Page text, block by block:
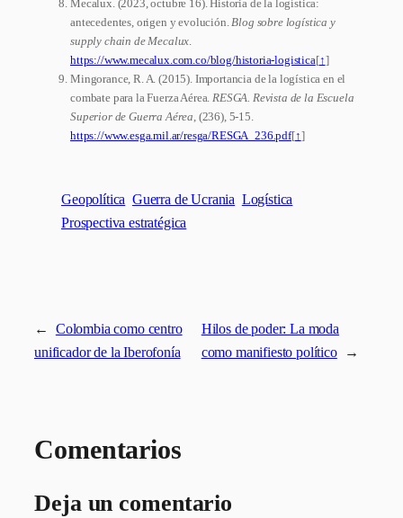
Mecalux. (2023, octubre 16). Historia de la logística:
antecedentes, origen y evolución. Blog sobre logística y
supply chain de Mecalux
https://www.mecalux.com.co/blog/historia-logistica[↑]
Mingorance, R. A. (2015). Importancia de la logística en el
combate para la Fuerza Aérea. RESGA. Revista de la Escuela
Superior de Guerra Aérea , (236), 5-15.
https://www.esga.mil.ar/resga/RESGA_236.pdf[↑]
Geopolítica Guerra de Ucrania Logística
Prospectiva estratégica
← Colombia como centro
unificador de la Iberofonía
Hilos de poder: La moda
como manifiesto político →
Comentarios
Deja un comentario